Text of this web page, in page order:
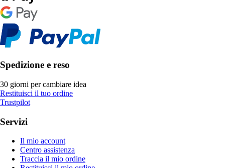
Spedizione e reso
30 giorni per cambiare idea
Restituisci il tuo ordine
Trustpilot
Servizi
Il mio account
Centro assistenza
Traccia il mio ordine